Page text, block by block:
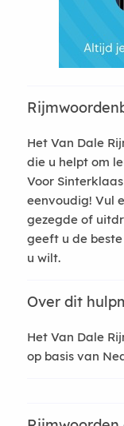
Het Van Dale
die u helpt om
Voor
eenvoudig! Vul
gezegde of
geeft u de
u wilt.
Over dit
Het Van Dale
op basis van